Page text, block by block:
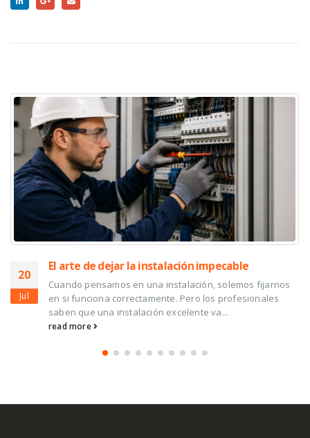
20
Jul
El arte de dejar la instalación impecable
Cuando pensamos en una instalación, solemos fijarnos
en si funciona correctamente. Pero los profesionales
saben que una instalación excelente va...
read more